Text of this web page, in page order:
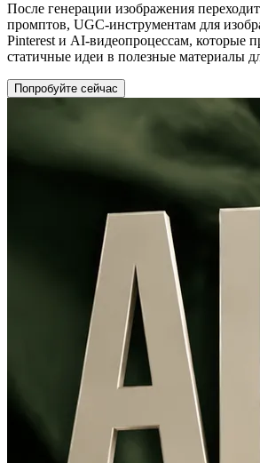
После генерации изображения
промптов, UGC-инструментам для
Pinterest и AI-видеопроцессам, которые
статичные идеи в полезные материалы
Попробуйте сейчас